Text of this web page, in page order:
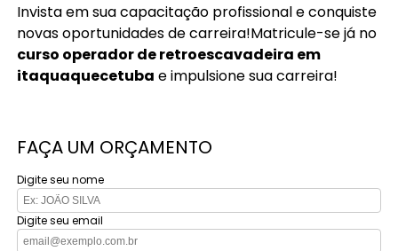
Invista em sua capacitação profissional e conquiste
novas oportunidades de carreira!Matricule-se já no
curso operador de retroescavadeira em
itaquaquecetuba e impulsione sua carreira!
FAÇA UM ORÇAMENTO
Digite seu nome
Digite seu email